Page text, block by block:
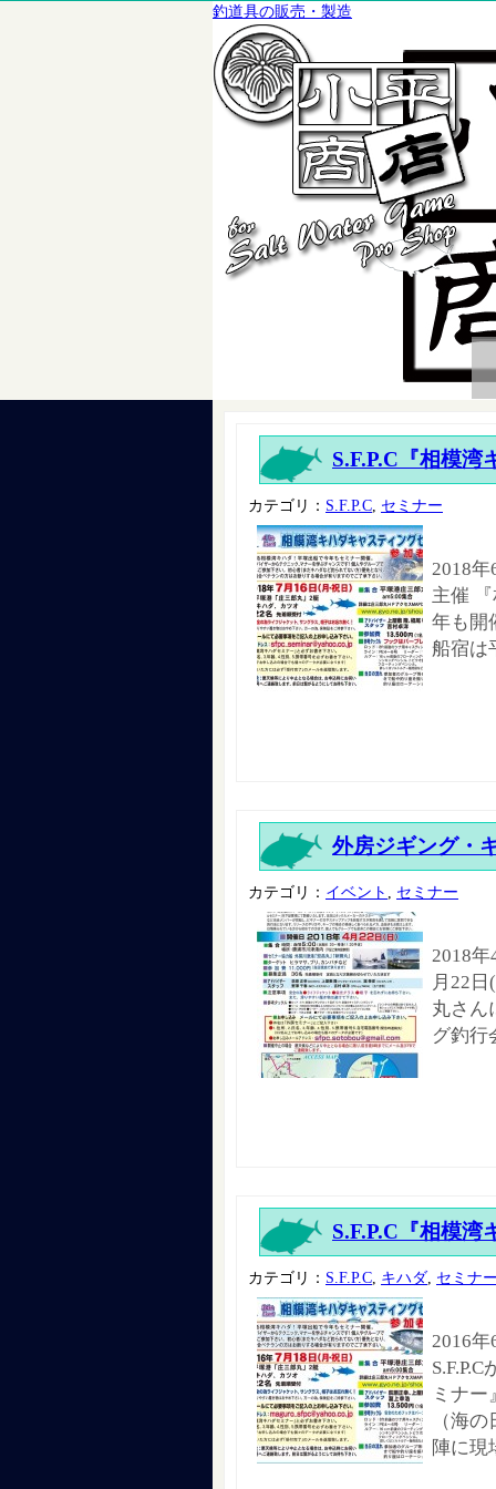
釣道具の販売・製造
S.F.P.C『相模湾
カテゴリ： S.F.P.C セミナー
2018年
主催
年も開
船宿は
外房ジギング・
カテゴリ： イベント セミナー
2018
月22
丸さん
グ釣行
S.F.P.C『相模湾
カテゴリ： S.F.P.C キハダ セミナー
2016年
ミナ
（海
陣に現